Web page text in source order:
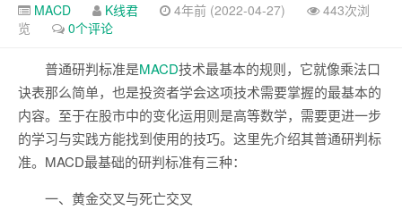
MACD K线君 4年前 (2022-04-27)
443次浏
览
0个评论
普通研判标准是MACD技术最基本的规则，它就像乘法口
诀表那么简单，也是投资者学会这项技术需要掌握的最基本的
内容。至于在股市中的变化运用则是高等数学，需要更进一步
的学习与实践方能找到使用的技巧。这里先介绍其普通研判标
准。MACD最基础的研判标准有三种：
一、黄金交叉与死亡交叉